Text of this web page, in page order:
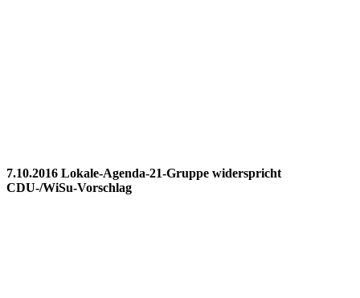
7.10.2016 Lokale-Agenda-21-Gruppe widerspricht
CDU-/WiSu-Vorschlag